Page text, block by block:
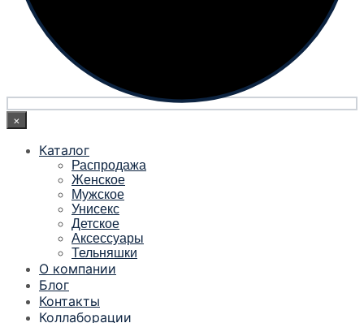
×
Каталог
Распродажа
Женское
Мужское
Унисекс
Детское
Аксессуары
Тельняшки
О компании
Блог
Контакты
Коллаборации